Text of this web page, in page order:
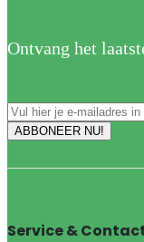
Ontvang het
Service &